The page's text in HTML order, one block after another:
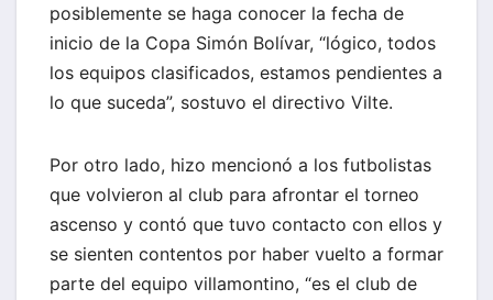
posiblemente se haga conocer la fecha de
inicio de la Copa Simón Bolívar, “lógico, todos
los equipos clasificados, estamos pendientes a
lo que suceda”, sostuvo el directivo Vilte.
Por otro lado, hizo mencionó a los futbolistas
que volvieron al club para afrontar el torneo
ascenso y contó que tuvo contacto con ellos y
se sienten contentos por haber vuelto a formar
parte del equipo villamontino, “es el club de